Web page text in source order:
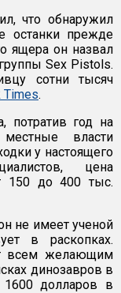
что обнаружил
останки прежде
ящера он назвал
Sex Pistols.
сотни тысяч
Times.
потратив год на
власти
у настоящего
цена
150 до 400 тыс.
не имеет ученой
в раскопках.
всем желающим
динозавров в
1600 долларов в